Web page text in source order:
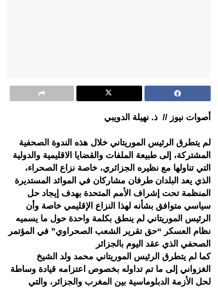
أصوات نيوز // ذ. نهيلة الدويبي
لم يتطرق الرئيس الموريتاني خلال هذه الندوة الصحفية
المشتركة، إلى طبيعة الملفات والقضايا الاقليمية والدولية
التي تناولها مع نظيره الجزائري، خاصة نزاع الصحراء،
الذي يعد البلدان طرفان مشاركان في الموائد المستديرة
المنظمة تحت إشراف الأمم المتحدة بهدف إيجاد حل
سياسي متوافق بشأنه لهذا النزاع الإقليمي خاصة وأن
الرئيس الموريتاني لم ينطق بكلمة واحدة حول ما يسميه
نظام العسكر “حق تقرير الشعب الصحراوي” في المؤتمر
الصحفي الذي عقد اليوم بالجزائر
كما لم يتطرق الرئيس الموريتاني محمد ولد الشيخ
الغزواني إلى ما تم تداوله بخصوص اعتزامه قيادة وساطة
لحل الأزمة الدبلوماسية بين المغرب والجزائر، والتي